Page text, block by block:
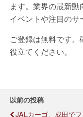
ます。業界の最新
イベントや注目のサ
ご登録は無料です
役立てください。
以前の投稿
JALカーゴ、成田で